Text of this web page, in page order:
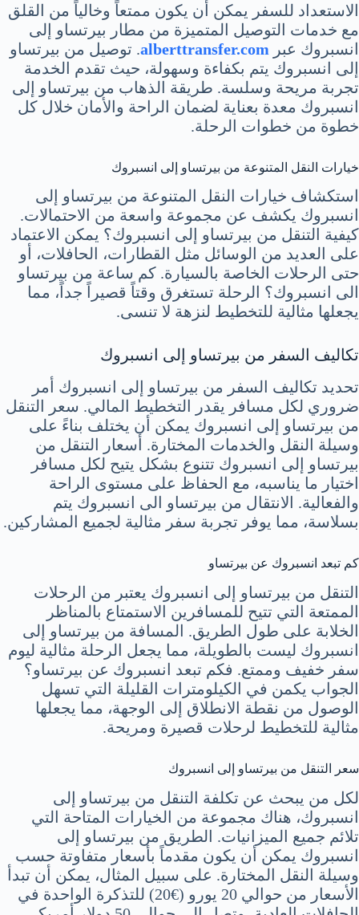
الاستعداد للسفر يمكن أن يكون ممتعاً وخالياً من القلق
مع خدمات التوصيل المتميزة من مطار بيرتساو إلى
انسبروك عبر alberttransfer.com. توصيل من بيرتساو
إلى انسبروك يتم بكفاءة وسهولة، حيث تقدم الخدمة
تجربة مريحة وسلسة. طريقة الذهاب من بيرتساو إلى
انسبروك معدة بعناية لضمان الراحة والأمان خلال كل
خطوة من خطوات الرحلة.
خيارات النقل المتنوعة من بيرتساو إلى انسبروك
استكشاف خيارات النقل المتنوعة من بيرتساو إلى
انسبروك يكشف عن مجموعة واسعة من الاحتمالات.
كيفية التنقل من بيرتساو إلى انسبروك؟ يمكن الاعتماد
على العديد من الوسائل مثل القطارات، الحافلات، أو
حتى الرحلات الخاصة بالسيارة. كم ساعة من بيرتساو
الى انسبروك؟ الرحلة تستغرق وقتاً قصيراً جداً، مما
يجعلها مثالية للتخطيط لنزهة لا تنسى.
تكاليف السفر من بيرتساو إلى انسبروك
تحديد تكاليف السفر من بيرتساو إلى انسبروك أمر
ضروري لكل مسافر يقدر التخطيط المالي. سعر التنقل
من بيرتساو إلى انسبروك يمكن أن يختلف بناءً على
وسيلة النقل والخدمات المختارة. أسعار التنقل من
بيرتساو إلى انسبروك تتنوع بشكل يتيح لكل مسافر
اختيار ما يناسبه، مع الحفاظ على مستوى الراحة
والفعالية. الانتقال من بيرتساو الى انسبروك يتم
بسلاسة، مما يوفر تجربة سفر مثالية لجميع المشاركين.
كم تبعد انسبروك عن بيرتساو
التنقل من بيرتساو إلى انسبروك يعتبر من الرحلات
الممتعة التي تتيح للمسافرين الاستمتاع بالمناظر
الخلابة على طول الطريق. المسافة من بيرتساو إلى
انسبروك ليست بالطويلة، مما يجعل الرحلة مثالية ليوم
سفر خفيف وممتع. فكم تبعد انسبروك عن بيرتساو؟
الجواب يكمن في الكيلومترات القليلة التي تسهل
الوصول من نقطة الانطلاق إلى الوجهة، مما يجعلها
مثالية للتخطيط لرحلات قصيرة ومريحة.
سعر التنقل من بيرتساو إلى انسبروك
لكل من يبحث عن تكلفة التنقل من بيرتساو إلى
انسبروك، هناك مجموعة من الخيارات المتاحة التي
تلائم جميع الميزانيات. الطريق من بيرتساو إلى
انسبروك يمكن أن يكون مقدماً بأسعار متفاوتة حسب
وسيلة النقل المختارة. على سبيل المثال، يمكن أن تبدأ
الأسعار من حوالي 20 يورو (€20) للتذكرة الواحدة في